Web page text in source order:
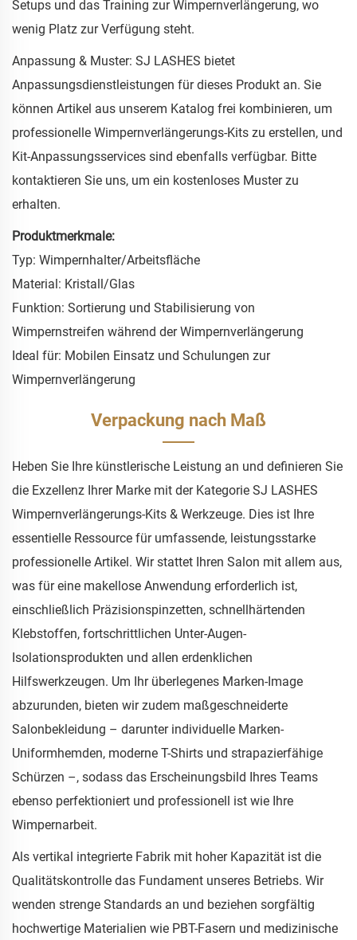
Setups und das Training zur Wimpernverlängerung, wo
wenig Platz zur Verfügung steht.
Anpassung & Muster: SJ LASHES bietet
Anpassungsdienstleistungen für dieses Produkt an. Sie
können Artikel aus unserem Katalog frei kombinieren, um
professionelle Wimpernverlängerungs-Kits zu erstellen, und
Kit-Anpassungsservices sind ebenfalls verfügbar. Bitte
kontaktieren Sie uns, um ein kostenloses Muster zu
erhalten.
Produktmerkmale:
Typ: Wimpernhalter/Arbeitsfläche
Material: Kristall/Glas
Funktion: Sortierung und Stabilisierung von
Wimpernstreifen während der Wimpernverlängerung
Ideal für: Mobilen Einsatz und Schulungen zur
Wimpernverlängerung
Verpackung nach Maß
Heben Sie Ihre künstlerische Leistung an und definieren Sie
die Exzellenz Ihrer Marke mit der Kategorie SJ LASHES
Wimpernverlängerungs-Kits & Werkzeuge. Dies ist Ihre
essentielle Ressource für umfassende, leistungsstarke
professionelle Artikel. Wir stattet Ihren Salon mit allem aus,
was für eine makellose Anwendung erforderlich ist,
einschließlich Präzisionspinzetten, schnellhärtenden
Klebstoffen, fortschrittlichen Unter-Augen-
Isolationsprodukten und allen erdenklichen
Hilfswerkzeugen. Um Ihr überlegenes Marken-Image
abzurunden, bieten wir zudem maßgeschneiderte
Salonbekleidung – darunter individuelle Marken-
Uniformhemden, moderne T-Shirts und strapazierfähige
Schürzen –, sodass das Erscheinungsbild Ihres Teams
ebenso perfektioniert und professionell ist wie Ihre
Wimpernarbeit.
Als vertikal integrierte Fabrik mit hoher Kapazität ist die
Qualitätskontrolle das Fundament unseres Betriebs. Wir
wenden strenge Standards an und beziehen sorgfältig
hochwertige Materialien wie PBT-Fasern und medizinische